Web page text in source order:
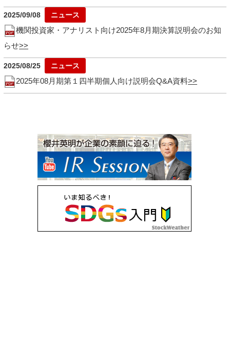
2025/09/08
機関投資家・アナリスト向け2025年8月期決算説明会のお知
らせ
2025/08/25
2025年08月期第１四半期個人向け説明会Q&A資料